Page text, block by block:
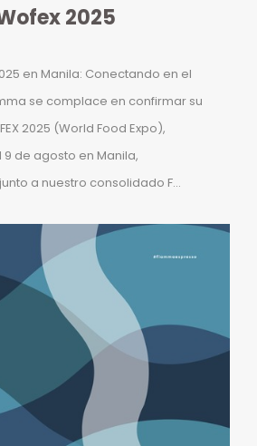
2025
en Manila: Conectando en el
se complace en confirmar su
2025 (World Food Expo),
de agosto en Manila,
a nuestro consolidado F...